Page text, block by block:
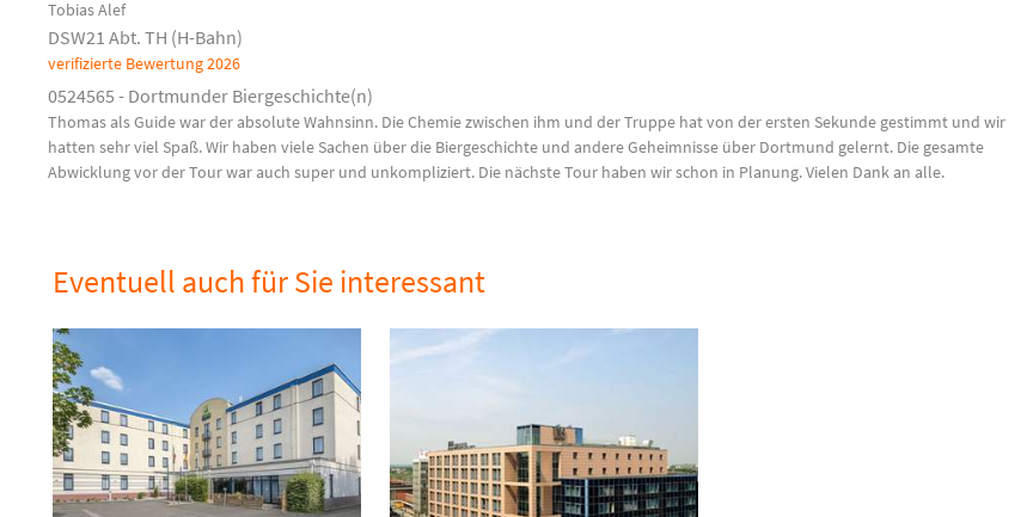
Tobias Alef
DSW21 Abt. TH (H-Bahn)
verifizierte Bewertung2026
0524565 - Dortmunder Biergeschichte(n)
Thomas als Guide war der absolute Wahnsinn. Die Chemie zwischen ihm und der Truppe hat von der ersten Sekunde gestimmt und wir
hatten sehr viel Spaß. Wir haben viele Sachen über die Biergeschichte und andere Geheimnisse über Dortmund gelernt. Die gesamte
Abwicklung vor der Tour war auch super und unkompliziert. Die nächste Tour haben wir schon in Planung. Vielen Dank an alle.
Eventuell auch für Sie interessant